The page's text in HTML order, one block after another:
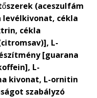
(aceszulfám
levélkivonat, cékla
cékla
L-
[guarana
L-
kivonat, L-ornitin
szabályzó